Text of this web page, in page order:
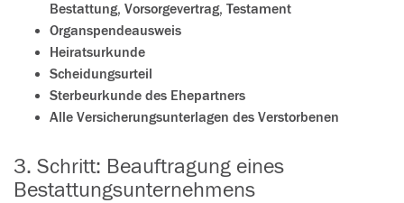
Bestattung, Vorsorgevertrag, Testament
Organspendeausweis
Heiratsurkunde
Scheidungsurteil
Sterbeurkunde des Ehepartners
Alle Versicherungsunterlagen des Verstorbenen
3. Schritt: Beauftragung eines
Bestattungsunternehmens